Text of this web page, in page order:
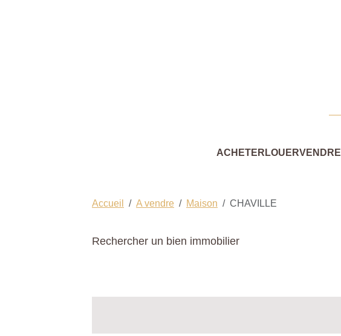
ACHETER LOUERVENDRE
Accueil A vendre Maison CHAVILLE
Rechercher un bien immobilier